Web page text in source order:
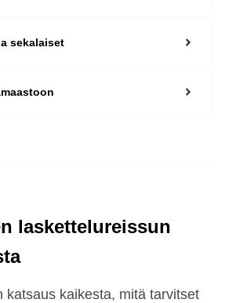
sekalaiset
katsaus kaikesta, mitä tarvitset